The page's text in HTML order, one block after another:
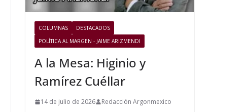
COLUMNAS
DESTACADOS
POLÍTICA AL MARGEN - JAIME ARIZMENDI
A la Mesa: Higinio y
Ramírez Cuéllar
14 de julio de 2026 Redacción Argonmexico